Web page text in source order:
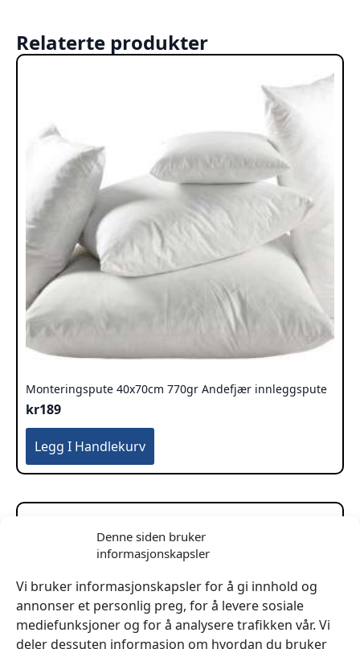
Denne siden bruker
informasjonskapsler
Vi bruker informasjonskapsler for å gi innhold og
annonser et personlig preg, for å levere sosiale
mediefunksjoner og for å analysere trafikken vår. Vi
deler dessuten informasjon om hvordan du bruker
Relaterte produkter
Monteringspute 40x70cm 770gr Andefjær innleggspute
kr189
Legg I Handlekurv